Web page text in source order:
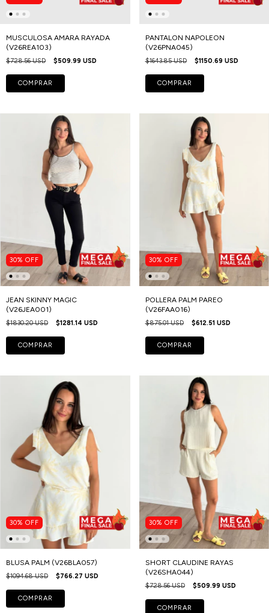
MUSCULOSA AMARA RAYADA
(V26REA103)
$728.56 USD $509.99 USD
COMPRAR
PANTALON NAPOLEON
(V26PNA045)
$1643.85 USD $1150.69 USD
COMPRAR
30% OFF
JEAN SKINNY MAGIC
(V26JEA001)
$1830.20 USD $1281.14 USD
COMPRAR
30% OFF
POLLERA PALM PAREO
(V26FAA016)
$875.01 USD $612.51 USD
COMPRAR
30% OFF
BLUSA PALM (V26BLA057)
$1094.68 USD $766.27 USD
COMPRAR
30% OFF
SHORT CLAUDINE RAYAS
(V26SHA044)
$728.56 USD $509.99 USD
COMPRAR